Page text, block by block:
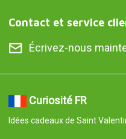
Contact et service
Écrivez-nous
Curiosité FR
Idées cadeaux de Saint